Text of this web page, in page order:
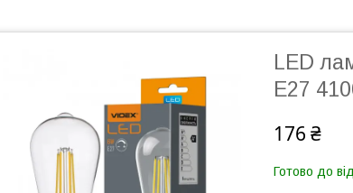
LED
E27
176 ₴
Готово до